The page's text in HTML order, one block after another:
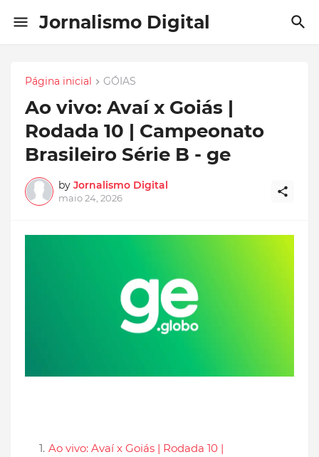
Jornalismo Digital
Página inicial GÓIAS
Ao vivo: Avaí x Goiás |
Rodada 10 | Campeonato
Brasileiro Série B - ge
by Jornalismo Digital
maio 24, 2026
Ao vivo: Avaí x Goiás | Rodada 10 |